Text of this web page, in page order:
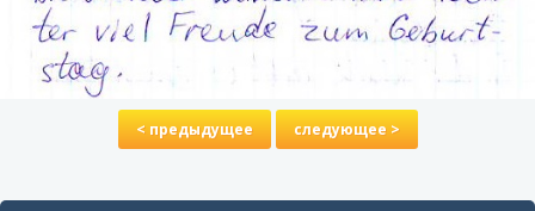
< предыдущее следующее >